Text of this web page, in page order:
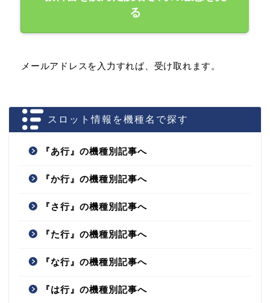
る
メールアドレスを入力すれば、受け取れます。
スロット情報を機種名で探す
『あ行』の機種別記事へ
『か行』の機種別記事へ
『さ行』の機種別記事へ
『た行』の機種別記事へ
『な行』の機種別記事へ
『は行』の機種別記事へ